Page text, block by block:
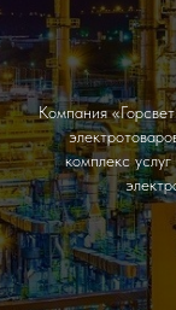
Компания
комплекс